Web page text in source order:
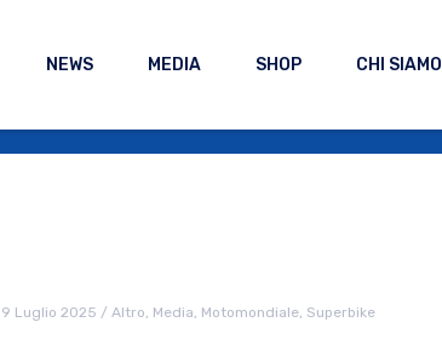
NEWS MEDIA SHOP CHI SIAMO
9 Luglio 2025 / Altro, Media, Motomondiale, Superbike